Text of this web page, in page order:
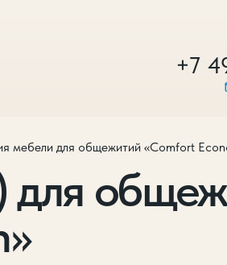
+7
мебели для общежитий «Comfort